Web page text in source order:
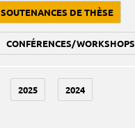
SOUTENANCES DE THÈSE
CONFÉRENCES/WORKSHOPS
2025 2024